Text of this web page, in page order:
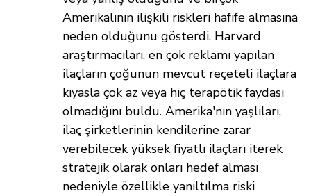
Amerikalının ilişkili riskleri hafife almasına
neden olduğunu gösterdi. Harvard
araştırmacıları, en çok reklamı yapılan
ilaçların çoğunun mevcut reçeteli ilaçlara
kıyasla çok az veya hiç terapötik faydası
olmadığını buldu. Amerika'nın yaşlıları,
ilaç şirketlerinin kendilerine zarar
verebilecek yüksek fiyatlı ilaçları iterek
stratejik olarak onları hedef alması
nedeniyle özellikle yanıltılma riski